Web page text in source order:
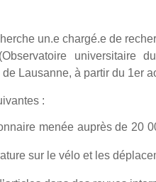
un.e chargé.e de
de Lausanne, à partir du 1er
:
menée auprès de 20
sur le vélo et les